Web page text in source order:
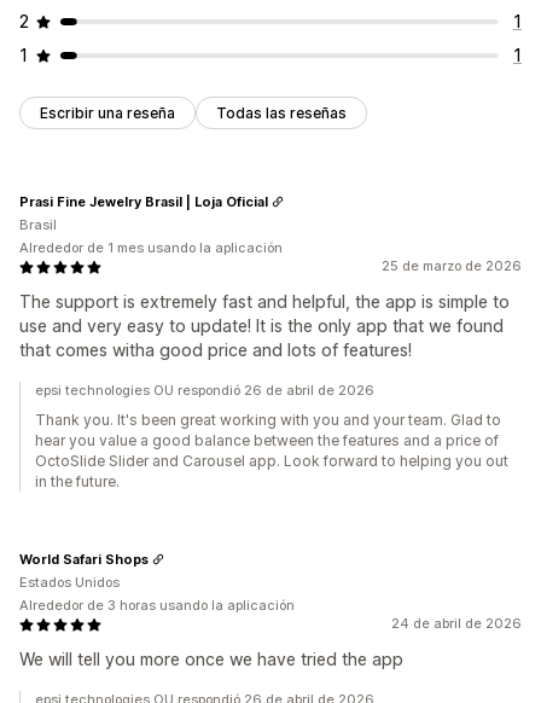
2
1
1
1
Escribir una reseña Todas las reseñas
25 de marzo de 2026
The support is extremely fast and helpful, the app is simple to
use and very easy to update! It is the only app that we found
that comes witha good price and lots of features!
Prasi Fine Jewelry Brasil | Loja Oficial
Brasil
Alrededor de 1 mes usando la aplicación
epsi technologies OU respondió 26 de abril de 2026
Thank you. It's been great working with you and your team. Glad to
hear you value a good balance between the features and a price of
OctoSlide Slider and Carousel app. Look forward to helping you out
in the future.
24 de abril de 2026
We will tell you more once we have tried the app
World Safari Shops
Estados Unidos
Alrededor de 3 horas usando la aplicación